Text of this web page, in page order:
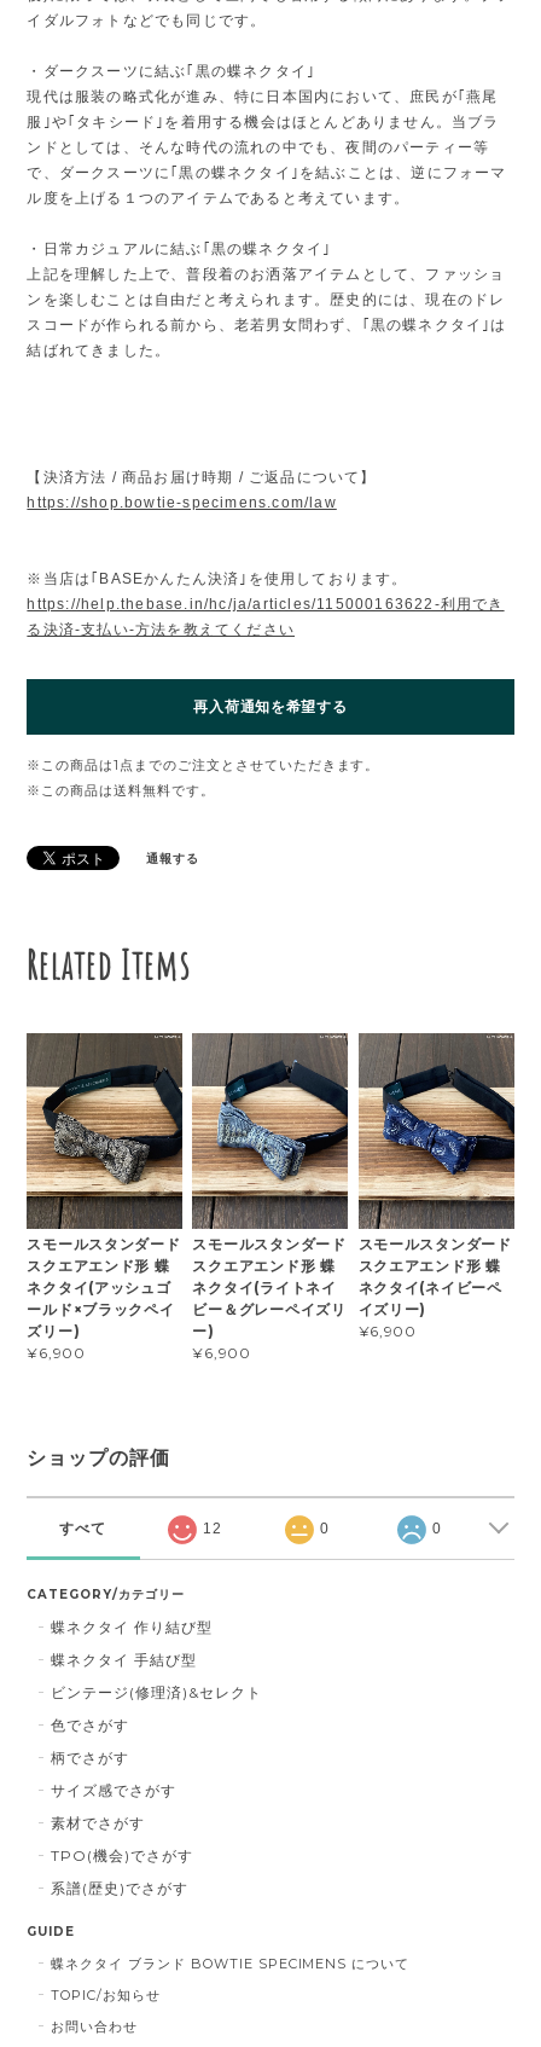
イダルフォトなどでも同じです。
・ダークスーツに結ぶ｢黒の蝶ネクタイ｣
現代は服装の略式化が進み、特に日本国内において、庶民が｢燕尾
服｣や｢タキシード｣を着用する機会はほとんどありません。当ブラ
ンドとしては、そんな時代の流れの中でも、夜間のパーティー等
で、ダークスーツに｢黒の蝶ネクタイ｣を結ぶことは、逆にフォーマ
ル度を上げる１つのアイテムであると考えています。
・日常カジュアルに結ぶ｢黒の蝶ネクタイ｣
上記を理解した上で、普段着のお洒落アイテムとして、ファッショ
ンを楽しむことは自由だと考えられます。歴史的には、現在のドレ
スコードが作られる前から、老若男女問わず、｢黒の蝶ネクタイ｣は
結ばれてきました。
【決済方法 / 商品お届け時期 / ご返品について】
https://shop.bowtie-specimens.com/law
※当店は｢BASEかんたん決済｣を使用しております。
https://help.thebase.in/hc/ja/articles/115000163622-利用でき
る決済-支払い-方法を教えてください
再入荷通知を希望する
※この商品は1点までのご注文とさせていただきます。
※この商品は送料無料です。
通報する
Related Items
スモールスタンダード
スクエアエンド形 蝶
ネクタイ(アッシュゴ
ールド×ブラックペイ
ズリー)
¥6,900
スモールスタンダード
スクエアエンド形 蝶
ネクタイ(ライトネイ
ビー＆グレーペイズリ
ー)
¥6,900
スモールスタンダード
スクエアエンド形 蝶
ネクタイ(ネイビーペ
イズリー)
¥6,900
ショップの評価
すべて 12 0 0
CATEGORY/カテゴリー
蝶ネクタイ 作り結び型
蝶ネクタイ 手結び型
ビンテージ(修理済)&セレクト
色でさがす
柄でさがす
サイズ感でさがす
素材でさがす
TPO(機会)でさがす
系譜(歴史)でさがす
GUIDE
蝶ネクタイ ブランド BOWTIE SPECIMENS について
TOPIC/お知らせ
お問い合わせ